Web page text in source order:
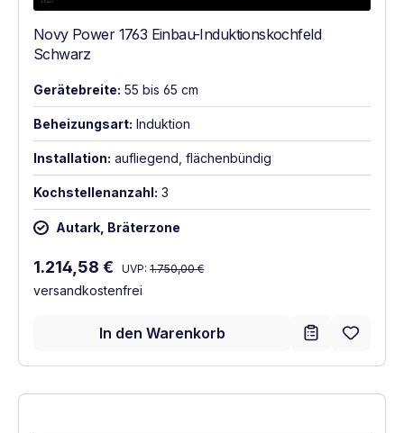
Novy Power 1763 Einbau-Induktionskochfeld
Schwarz
Gerätebreite: 55 bis 65 cm
Beheizungsart: Induktion
Installation: aufliegend, flächenbündig
Kochstellenanzahl: 3
Autark, Bräterzone
Verkaufspreis:
1.214,58 € Regulärer Preis:
UVP: 1.750,00 €
versandkostenfrei
In den Warenkorb